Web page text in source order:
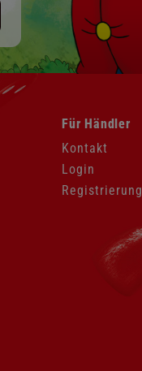
Navigation
überspringen
Für Händler
Kontakt
Login
Registrierung